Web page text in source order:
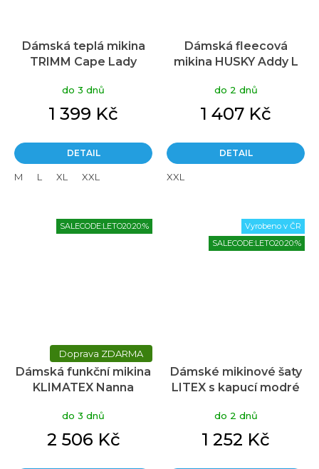
Dámská teplá mikina
TRIMM Cape Lady
do 3 dnů
1 399 Kč
DETAIL
M L XL XXL
Dámská fleecová
mikina HUSKY Addy L
do 2 dnů
1 407 Kč
DETAIL
XXL
SALECODE:LETO20:20:%
ZDARMA
Dámská funkční mikina
KLIMATEX Nanna
do 3 dnů
2 506 Kč
Vyrobeno v ČR
SALECODE:LETO20:20:%
Dámské mikinové šaty
LITEX s kapucí modré
do 2 dnů
1 252 Kč